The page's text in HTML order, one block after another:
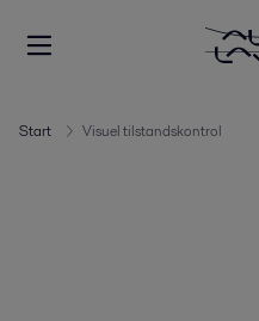
Start Visuel tilstandskontrol